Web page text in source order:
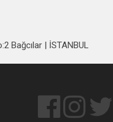
Bağcılar | İSTANBUL